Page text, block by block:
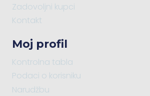
Moj profil
Kontrolna tabla
Podaci o korisniku
Narudžbu
Zadovoljni kupci
Kontakt